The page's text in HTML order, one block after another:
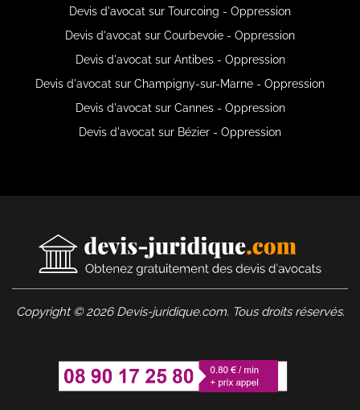
Devis d'avocat sur Tourcoing - Oppression
Devis d'avocat sur Courbevoie - Oppression
Devis d'avocat sur Antibes - Oppression
Devis d'avocat sur Champigny-sur-Marne - Oppression
Devis d'avocat sur Cannes - Oppression
Devis d'avocat sur Bézier - Oppression
Copyright © 2026 Devis-juridique.com. Tous droits réservés.